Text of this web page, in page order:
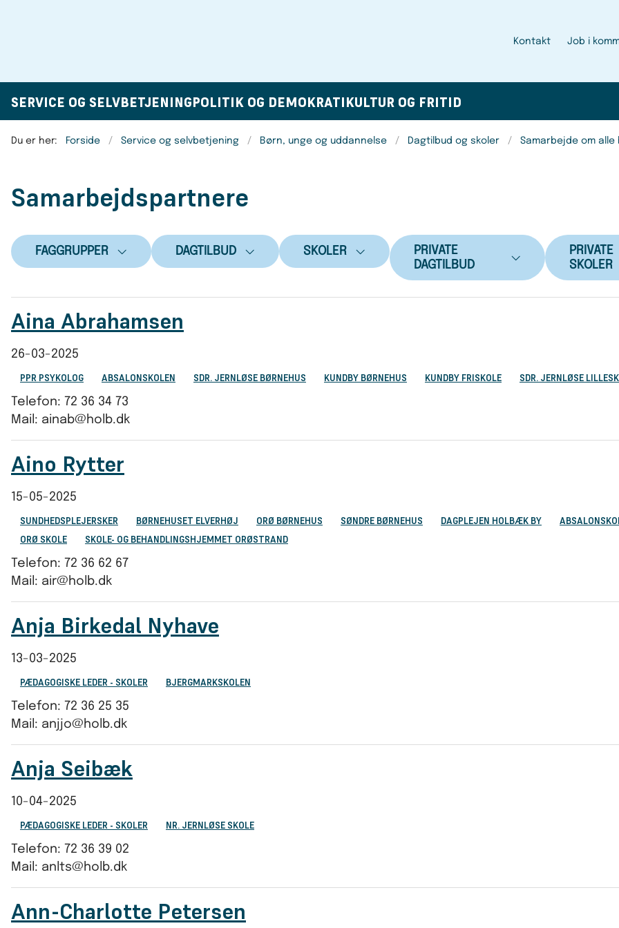
Kontakt Job i
SERVICE OG SELVBETJENINGPOLITIK OG DEMOKRATIKULTUR OG FRITID
Du er her: Forside Service og selvbetjening Børn, unge og uddannelse Dagtilbud og skoler Samarbejde om alle
Samarbejdspartnere
FAGGRUPPER DAGTILBUD SKOLER
PRIVATE
DAGTILBUD
PRIVATE
SKOLER
Aina Abrahamsen
26-03-2025
PPR PSYKOLOG ABSALONSKOLEN SDR. JERNLØSE BØRNEHUS KUNDBY BØRNEHUS KUNDBY FRISKOLE SDR. JERNLØSE
Telefon: 72 36 34 73
Mail: ainab@holb.dk
Aino Rytter
15-05-2025
SUNDHEDSPLEJERSKER BØRNEHUSET ELVERHØJ ORØ BØRNEHUS SØNDRE BØRNEHUS DAGPLEJEN HOLBÆK BY
ORØ SKOLE
SKOLE- OG BEHANDLINGSHJEMMET ORØSTRAND
Telefon: 72 36 62 67
Mail: air@holb.dk
Anja Birkedal Nyhave
13-03-2025
PÆDAGOGISKE LEDER - SKOLER BJERGMARKSKOLEN
Telefon: 72 36 25 35
Mail: anjjo@holb.dk
Anja Seibæk
10-04-2025
PÆDAGOGISKE LEDER - SKOLER NR. JERNLØSE SKOLE
Telefon: 72 36 39 02
Mail: anlts@holb.dk
Ann-Charlotte Petersen